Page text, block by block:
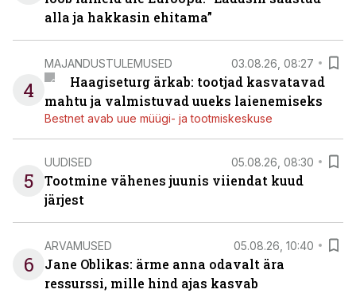
alla ja hakkasin ehitama”
4
MAJANDUSTULEMUSED 03.08.26, 08:27
Haagiseturg ärkab: tootjad kasvatavad
mahtu ja valmistuvad uueks laienemiseks
Bestnet avab uue müügi- ja tootmiskeskuse
5
UUDISED 05.08.26, 08:30
Tootmine vähenes juunis viiendat kuud
järjest
6
ARVAMUSED 05.08.26, 10:40
Jane Oblikas: ärme anna odavalt ära
ressurssi, mille hind ajas kasvab